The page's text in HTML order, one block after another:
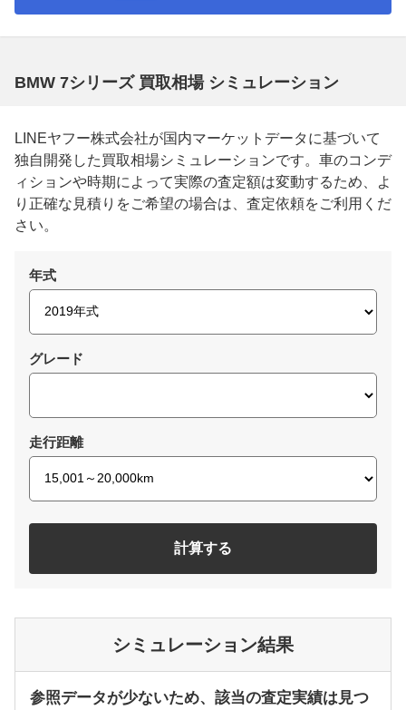
BMW 7シリーズ 買取相場 シミュレーション
LINEヤフー株式会社が国内マーケットデータに基づいて
独自開発した買取相場シミュレーションです。車のコンデ
ィションや時期によって実際の査定額は変動するため、よ
り正確な見積りをご希望の場合は、査定依頼をご利用くだ
さい。
年式
グレード
走行距離
計算する
シミュレーション結果
参照データが少ないため、該当の査定実績は見つ